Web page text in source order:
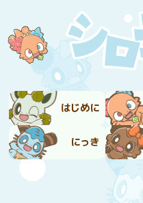
はじめに
にっき